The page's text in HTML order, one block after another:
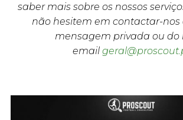
saber mais sobre os nossos
não hesitem em contactar-nos
mensagem privada ou do
email